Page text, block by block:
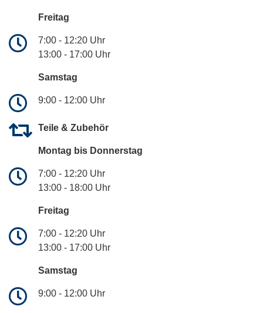
Freitag
7:00 - 12:20 Uhr
13:00 - 17:00 Uhr
Samstag
9:00 - 12:00 Uhr
Teile & Zubehör
Montag bis Donnerstag
7:00 - 12:20 Uhr
13:00 - 18:00 Uhr
Freitag
7:00 - 12:20 Uhr
13:00 - 17:00 Uhr
Samstag
9:00 - 12:00 Uhr